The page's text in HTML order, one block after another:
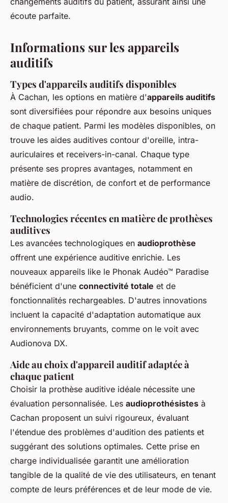
écoute parfaite.
Informations sur les appareils
auditifs
Types d'appareils auditifs disponibles
À Cachan, les options en matière d'appareils auditifs
sont diversifiées pour répondre aux besoins uniques
de chaque patient. Parmi les modèles disponibles, on
trouve les aides auditives contour d'oreille, intra-
auriculaires et receivers-in-canal. Chaque type
présente ses propres avantages, notamment en
matière de discrétion, de confort et de performance
audio.
Technologies récentes en matière de prothèses
auditives
Les avancées technologiques en audioprothèse
offrent une expérience auditive enrichie. Les
nouveaux appareils like le Phonak Audéo™ Paradise
bénéficient d'une connectivité totale et de
fonctionnalités rechargeables. D'autres innovations
incluent la capacité d'adaptation automatique aux
environnements bruyants, comme on le voit avec
Audionova DX.
Aide au choix d'appareil auditif adaptée à
chaque patient
Choisir la prothèse auditive idéale nécessite une
évaluation personnalisée. Les audioprothésistes à
Cachan proposent un suivi rigoureux, évaluant
l'étendue des problèmes d'audition des patients et
suggérant des solutions optimales. Cette prise en
charge individualisée garantit une amélioration
tangible de la qualité de vie des utilisateurs, en tenant
compte de leurs préférences et de leur mode de vie.